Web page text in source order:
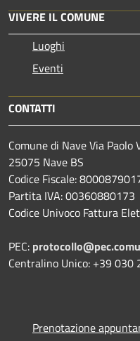
VIVERE IL COMUNE
Luoghi
Eventi
CONTATTI
Comune di Nave Via Paolo
25075 Nave BS
Codice Fiscale:
Partita IVA: 00360880173
Codice Univoco Fattura
PEC:
Centralino Unico: +39 030
Prenotazione